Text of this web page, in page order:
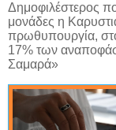
Δημοφιλέστερος
μονάδες η
πρωθυπουργία,
17% των
Σαμαρά»